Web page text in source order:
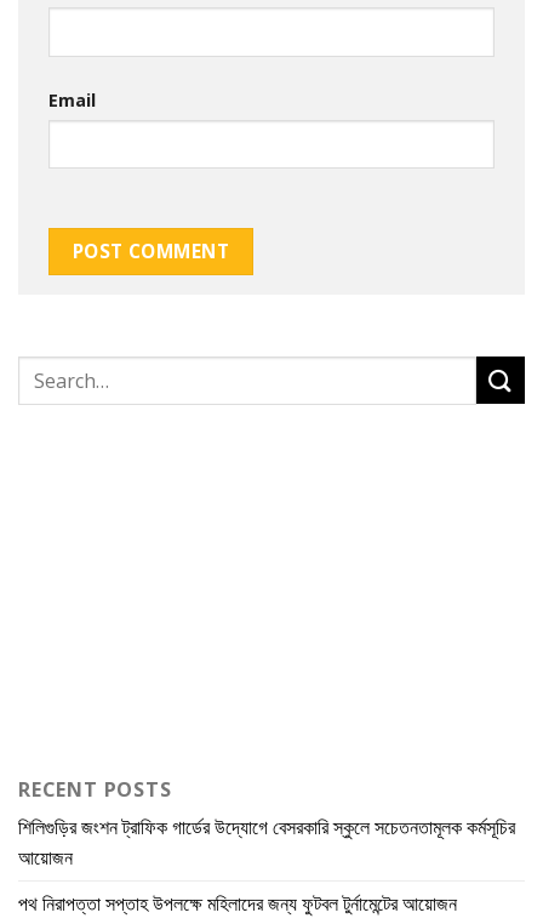
Email
RECENT POSTS
শিলিগুড়ির জংশন ট্রাফিক গার্ডের উদ্যোগে বেসরকারি স্কুলে সচেতনতামূলক কর্মসূচির
আয়োজন
পথ নিরাপত্তা সপ্তাহ উপলক্ষে মহিলাদের জন্য ফুটবল টুর্নামেন্টের আয়োজন